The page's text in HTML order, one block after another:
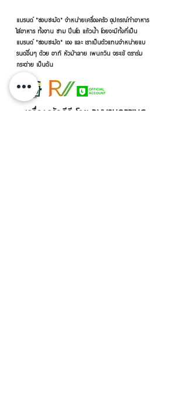
แบรนด์ "ชอบชะมัด" จำหน่ายเครื่องครัว อุปกรณ์ทำอาหาร
ใส่อาหาร ทั้งจาน ชาม ปิ่นโต แก้วน้ำ โดยจะมีทั้งที่เป็น
แบรนด์ "ชอบชะมัด" เอง และ เราเป็นตัวแทนจำหน่ายแบ
รนด์อื่นๆ ด้วย อาทิ หัวม้าลาย เพนกวิน จระเข้ ตราร่ม
กระต่าย เป็นต้น
เครื่องครัวดีดี โดย RVVSHOPPING